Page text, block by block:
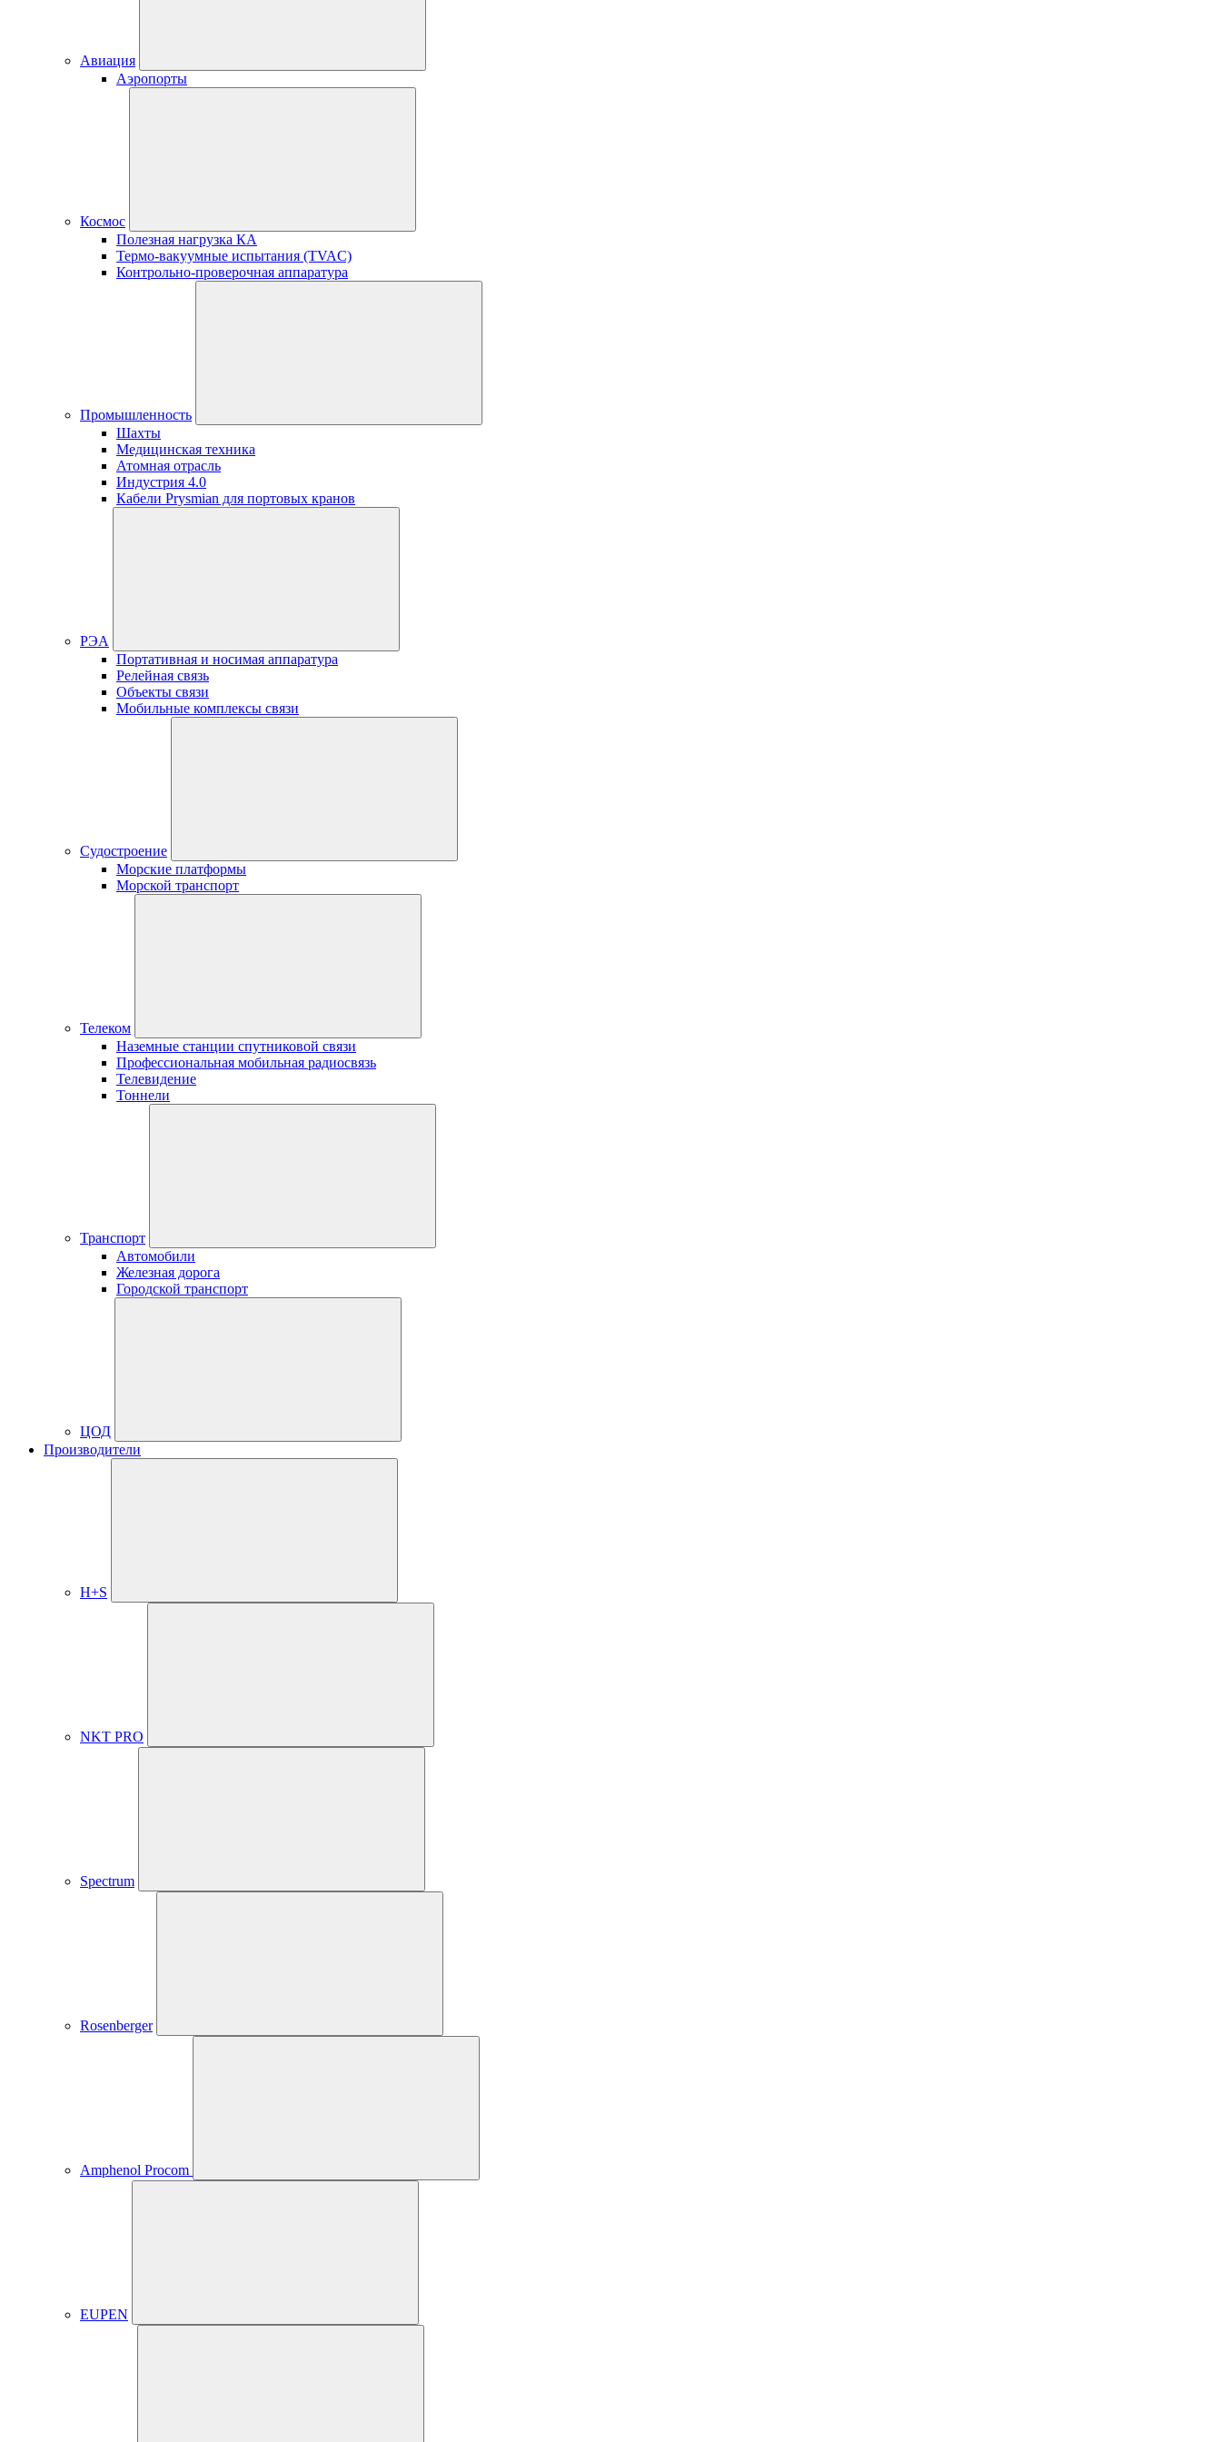
Авиация
Аэропорты
Космос
Полезная нагрузка КА
Термо-вакуумные испытания (TVAC)
Контрольно-проверочная аппаратура
Промышленность
Шахты
Медицинская техника
Атомная отрасль
Индустрия 4.0
Кабели Prysmian для портовых кранов
РЭА
Портативная и носимая аппаратура
Релейная связь
Объекты связи
Мобильные комплексы связи
Судостроение
Морские платформы
Морской транспорт
Телеком
Наземные станции спутниковой связи
Профессиональная мобильная радиосвязь
Телевидение
Тоннели
Транспорт
Автомобили
Железная дорога
Городской транспорт
ЦОД
Производители
H+S
NKT PRO
Spectrum
Rosenberger
Amphenol Procom
EUPEN